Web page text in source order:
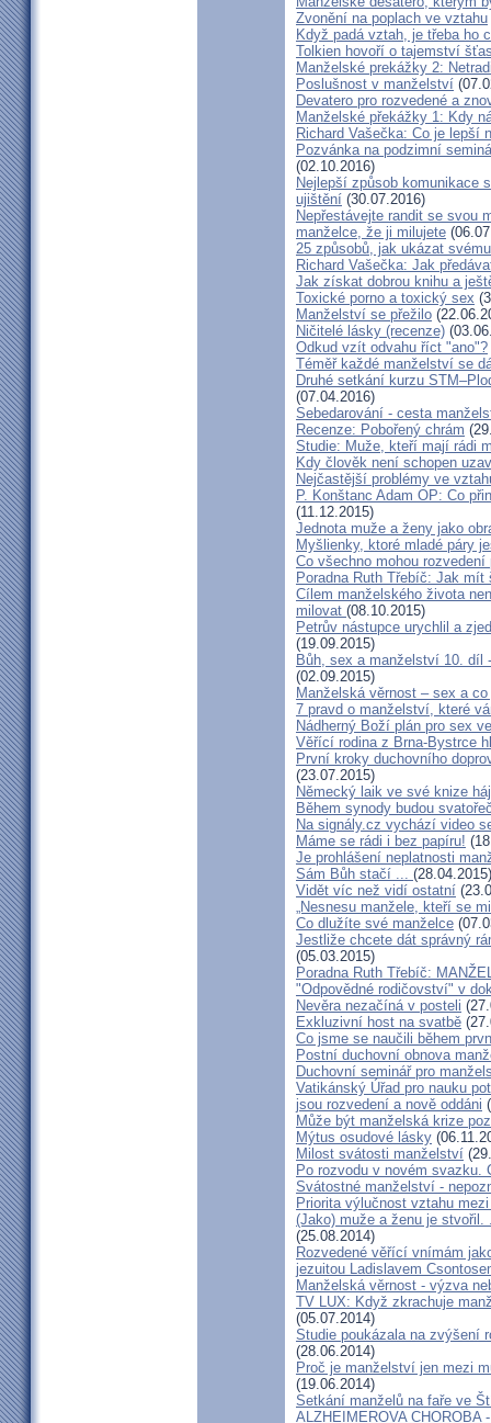
Zvonění na poplach ve vztahu
Když padá vztah, je třeba ho
Tolkien hovoří o tajemství
Manželské prekážky 2:
Poslušnost v manželství
Devatero pro rozvedené a
Manželské překážky 1: Kdy
Richard Vašečka: Co je lepší
Pozvánka na podzimní
(02.10.2016)
Nejlepší způsob komunikace
ujištění (30.07.2016)
Nepřestávejte randit se svou
manželce, že ji milujete
25 způsobů, jak ukázat
Richard Vašečka: Jak
Jak získat dobrou knihu a
Toxické porno a toxický sex
Manželství se přežilo
Ničitelé lásky (recenze)
Odkud vzít odvahu říct "ano"?
Téměř každé manželství se
Druhé setkání kurzu
(07.04.2016)
Sebedarování - cesta
Recenze: Pobořený chrám
Studie: Muže, kteří mají rádi
Kdy člověk není schopen
Nejčastější problémy ve
P. Konštanc Adam OP: Co
(11.12.2015)
Jednota muže a ženy jako
Myšlienky, ktoré mladé páry
Co všechno mohou
Poradna Ruth Třebíč: Jak
Cílem manželského života
milovat (08.10.2015)
Petrův nástupce urychlil a
(19.09.2015)
Bůh, sex a manželství 10. díl
(02.09.2015)
Manželská věrnost – sex a
7 pravd o manželství, které
Nádherný Boží plán pro sex
Věřící rodina z Brna-Bystrce
První kroky duchovního
(23.07.2015)
Německý laik ve své knize
Během synody budou
Na signály.cz vychází video
Máme se rádi i bez papíru!
Je prohlášení neplatnosti
Sám Bůh stačí ... (28.04.2015)
Vidět víc než vidí ostatní
„Nesnesu manžele, kteří se
Co dlužíte své manželce
Jestliže chcete dát správný
(05.03.2015)
Poradna Ruth Třebíč:
"Odpovědné rodičovství" v
Nevěra nezačíná v posteli
Exkluzivní host na svatbě
Co jsme se naučili během
Postní duchovní obnova
Duchovní seminář pro
Vatikánský Úřad pro nauku
jsou rozvedení a nově oddáni
Může být manželská krize
Mýtus osudové lásky
Milost svátosti manželství
Po rozvodu v novém svazku.
Svátostné manželství -
Priorita výlučnost vztahu
(Jako) muže a ženu je
(25.08.2014)
Rozvedené věřící vnímám
jezuitou Ladislavem
Manželská věrnost - výzva
TV LUX: Když zkrachuje
(05.07.2014)
Studie poukázala na zvýšení
(28.06.2014)
Proč je manželství jen mezi
(19.06.2014)
Setkání manželů na faře ve
ALZHEIMEROVA CHOROBA